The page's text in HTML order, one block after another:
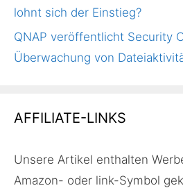
lohnt sich der Einstieg?
QNAP veröffentlicht Security
Überwachung von
AFFILIATE-LINKS
Unsere Artikel enthalten
Amazon- oder link-Symbol